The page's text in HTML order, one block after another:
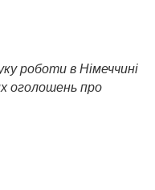
роботи в Німеччині
оголошень про